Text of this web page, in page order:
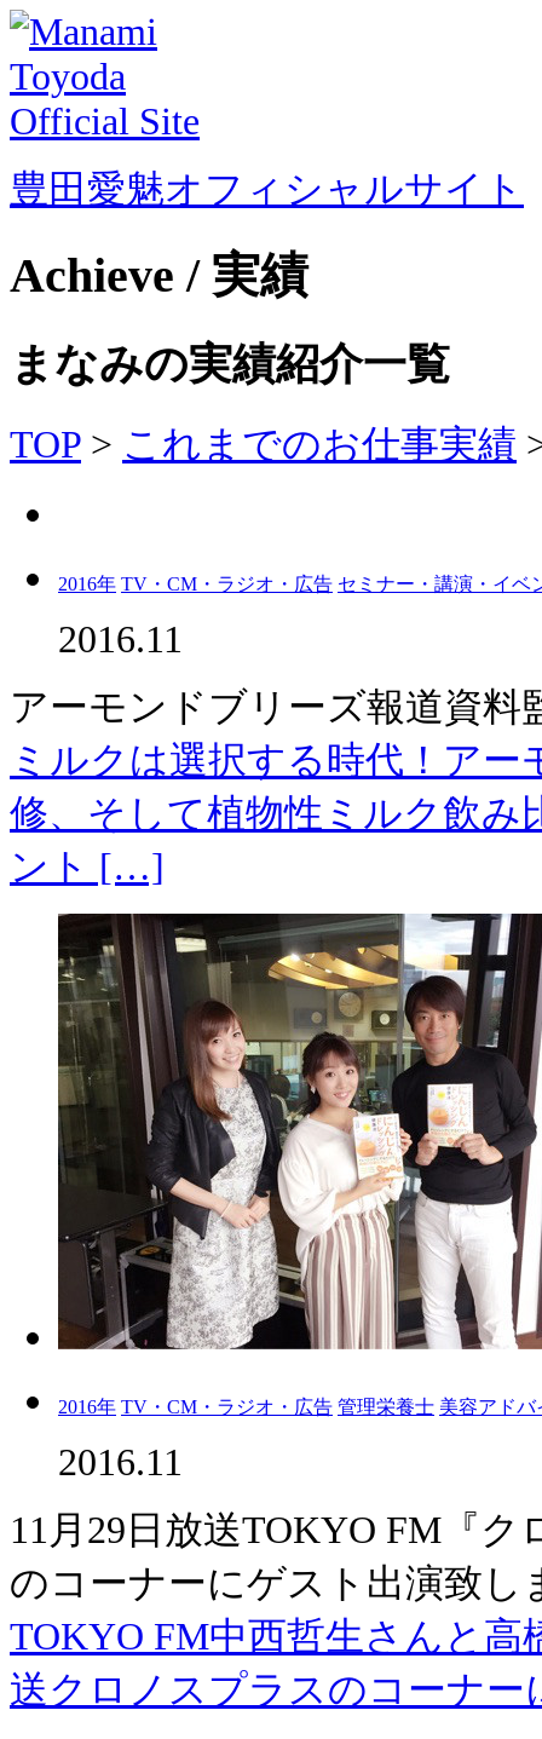
豊田愛魅オフィシャルサイト
Achieve / 実績
まなみの実績紹介一覧
TOP > これまでのお仕事実績
2016年 TV・CM・ラジオ・広告 セミナー・講演・イベ
2016.11
アーモンドブリーズ報道資料
ミルクは選択する時代！ア
修、そして植物性ミルク飲
ント […]
2016年 TV・CM・ラジオ・広告 管理栄養士 美容アドバ
2016.11
11月29日放送TOKYO FM『
のコーナーにゲスト出演致し
TOKYO FM中西哲生さんと
送クロノスプラスのコーナ